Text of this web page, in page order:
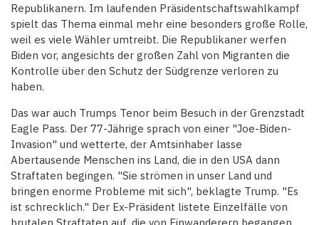
Republikanern. Im laufenden Präsidentschaftswahlkampf
spielt das Thema einmal mehr eine besonders große Rolle,
weil es viele Wähler umtreibt. Die Republikaner werfen
Biden vor, angesichts der großen Zahl von Migranten die
Kontrolle über den Schutz der Südgrenze verloren zu
haben.
Das war auch Trumps Tenor beim Besuch in der Grenzstadt
Eagle Pass. Der 77-Jährige sprach von einer "Joe-Biden-
Invasion" und wetterte, der Amtsinhaber lasse
Abertausende Menschen ins Land, die in den USA dann
Straftaten begingen. "Sie strömen in unser Land und
bringen enorme Probleme mit sich", beklagte Trump. "Es
ist schrecklich." Der Ex-Präsident listete Einzelfälle von